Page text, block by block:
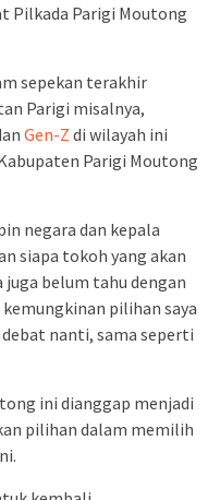
Pilkada Parigi Moutong
sepekan terakhir
Parigi misalnya,
Gen-Z di wilayah ini
Parigi Moutong
negara dan kepala
siapa tokoh yang akan
juga belum tahu dengan
pilihan saya
nanti, sama seperti
ini dianggap menjadi
pilihan dalam memilih